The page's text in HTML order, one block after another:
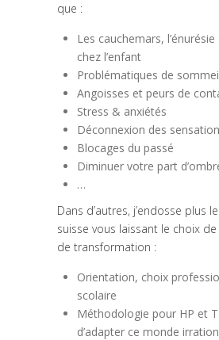
que :
Les cauchemars, l’énurésie
chez l’enfant
Problématiques de
Angoisses et peurs de
Stress & anxiétés
Déconnexion des
Blocages du passé
Diminuer votre part
…
Dans d’autres, j’endosse plus
suisse vous laissant le choix
de transformation :
Orientation, choix
scolaire
Méthodologie pour HP et
d’adapter ce monde